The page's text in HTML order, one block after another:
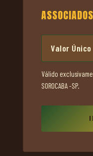
Valor Único
Válido
SOROCABA -SP.